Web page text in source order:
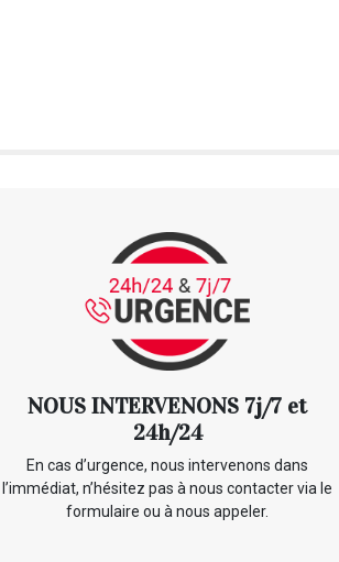
NOUS INTERVENONS 7j/7 et
24h/24
En cas d’urgence, nous intervenons dans
l’immédiat, n’hésitez pas à nous contacter via le
formulaire ou à nous appeler.